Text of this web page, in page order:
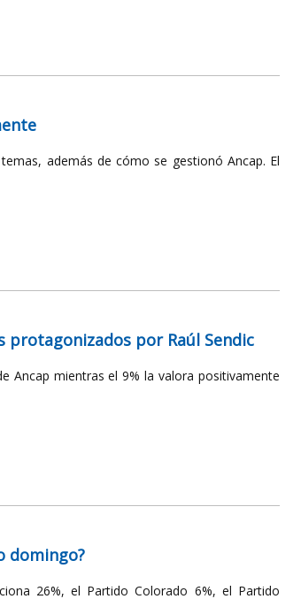
además de cómo se gestionó Ancap. El
protagonizados por Raúl Sendic
Ancap mientras el 9% la valora positivamente
domingo?
26%, el Partido Colorado 6%, el Partido